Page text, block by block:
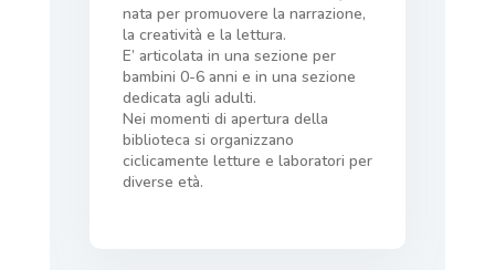
nata per promuovere la narrazione,
la creatività e la lettura.
E’ articolata in una sezione per
bambini 0-6 anni e in una sezione
dedicata agli adulti.
Nei momenti di apertura della
biblioteca si organizzano
ciclicamente letture e laboratori per
diverse età.